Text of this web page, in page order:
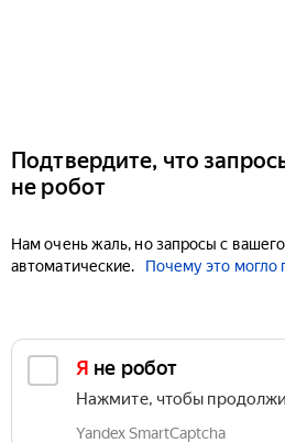
Подтвердите, что
не робот
Нам очень жаль, но запросы с
автоматические.
Почему это могло
Я не робот
Нажмите, чтобы
Yandex SmartCaptcha